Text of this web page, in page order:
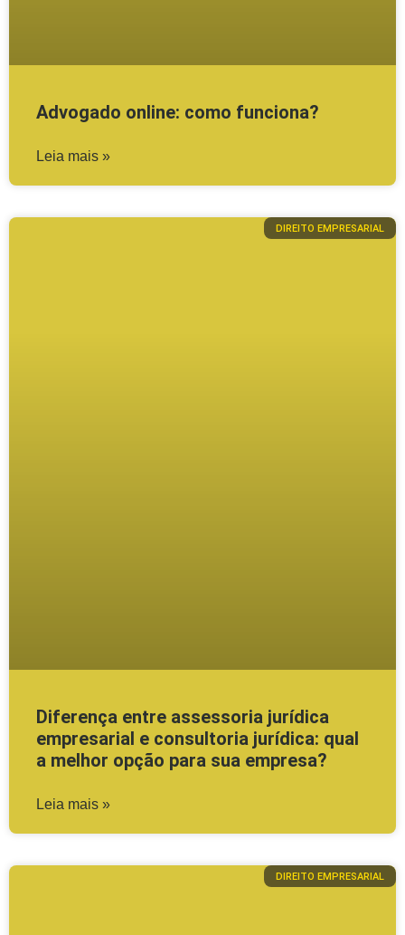
Advogado online: como funciona?
Leia mais »
DIREITO EMPRESARIAL
Diferença entre assessoria jurídica
empresarial e consultoria jurídica: qual
a melhor opção para sua empresa?
Leia mais »
DIREITO EMPRESARIAL